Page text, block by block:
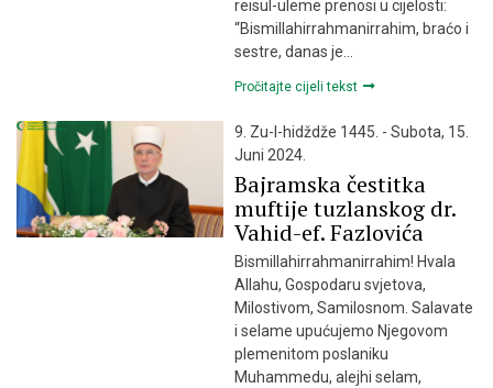
reisul-uleme prenosi u cijelosti:
“Bismillahirrahmanirrahim, braćo i
sestre, danas je…
Pročitajte cijeli tekst
9. Zu-l-hidždže 1445. - Subota, 15.
Juni 2024.
Bajramska čestitka
muftije tuzlanskog dr.
Vahid-ef. Fazlovića
Bismillahirrahmanirrahim! Hvala
Allahu, Gospodaru svjetova,
Milostivom, Samilosnom. Salavate
i selame upućujemo Njegovom
plemenitom poslaniku
Muhammedu, alejhi selam,